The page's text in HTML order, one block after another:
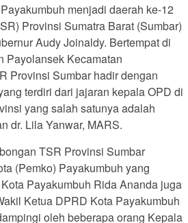
menjadi daerah ke-12
Provinsi Sumatra Barat (Sumbar)
Audy Joinaldy. Bertempat di
Payolansek Kecamatan
Provinsi Sumbar hadir dengan
terdiri dari jajaran kepala OPD di
yang salah satunya adalah
dr. Lila Yanwar, MARS.
TSR Provinsi Sumbar
(Pemko) Payakumbuh yang
Payakumbuh Rida Ananda juga
Ketua DPRD Kota Payakumbuh
oleh beberapa orang Kepala